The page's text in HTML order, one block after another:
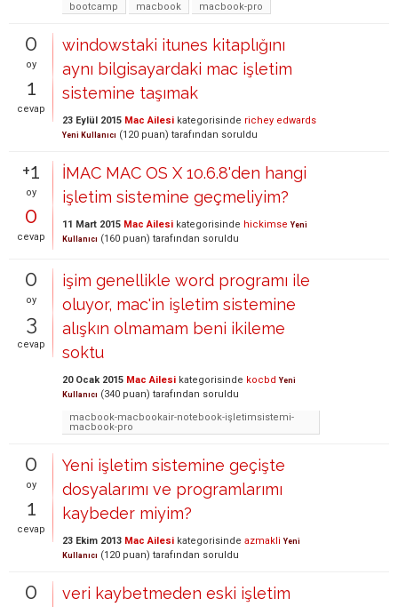
bootcamp
macbook macbook-pro
0
oy
1
cevap
windowstaki itunes kitaplığını
aynı bilgisayardaki mac işletim
sistemine taşımak
23 Eylül 2015 Mac Ailesi kategorisinde richey edwards
Yeni Kullanıcı (120 puan) tarafından soruldu
+1
oy
0
cevap
İMAC MAC OS X 10.6.8'den hangi
işletim sistemine geçmeliyim?
11 Mart 2015 Mac Ailesi kategorisinde hickimse Yeni
Kullanıcı (160 puan) tarafından soruldu
0
oy
3
cevap
işim genellikle word programı ile
oluyor, mac'in işletim sistemine
alışkın olmamam beni ikileme
soktu
20 Ocak 2015 Mac Ailesi kategorisinde kocbd Yeni
Kullanıcı (340 puan) tarafından soruldu
macbook-macbookair-notebook-işletimsistemi-
macbook-pro
0
oy
1
cevap
Yeni işletim sistemine geçişte
dosyalarımı ve programlarımı
kaybeder miyim?
23 Ekim 2013 Mac Ailesi kategorisinde azmakli Yeni
Kullanıcı (120 puan) tarafından soruldu
0
veri kaybetmeden eski işletim